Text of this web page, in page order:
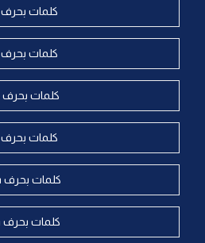
كلمات بحرف i
كلمات بحرف j
كلمات بحرف k
كلمات بحرف l
كلمات بحرف m
كلمات بحرف n